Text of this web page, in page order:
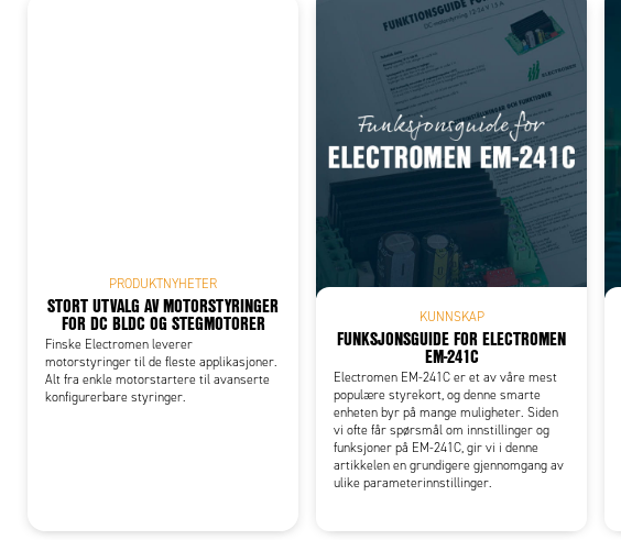
Add to existing cart row
PRODUKTNYHETER
STORT UTVALG AV MOTORSTYRINGER
FOR DC BLDC OG STEGMOTORER
Finske Electromen leverer
motorstyringer til de fleste applikasjoner.
Alt fra enkle motorstartere til avanserte
konfigurerbare styringer.
KUNNSKAP
FUNKSJONSGUIDE FOR ELECTROMEN
EM-241C
Electromen EM-241C er et av våre mest
populære styrekort, og denne smarte
enheten byr på mange muligheter. Siden
vi ofte får spørsmål om innstillinger og
funksjoner på EM-241C, gir vi i denne
artikkelen en grundigere gjennomgang av
ulike parameterinnstillinger.